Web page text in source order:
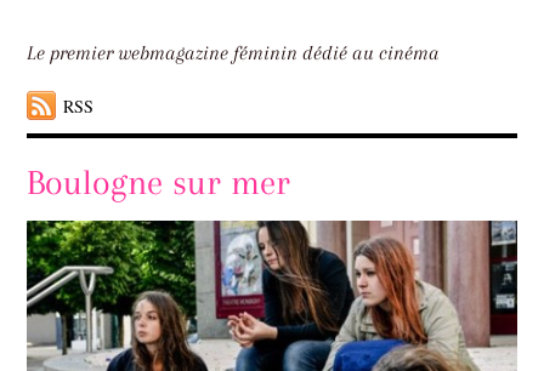
Le premier webmagazine féminin dédié au cinéma
RSS
Boulogne sur mer